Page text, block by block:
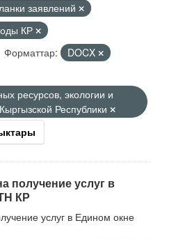
заявлений
КР
Форматтар:
DOCX
ресурсов, экологии и
Республики
получение услуг в
КР
услуг в Едином окне